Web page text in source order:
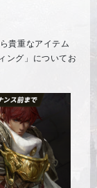
貴重なアイテム
ング」についてお